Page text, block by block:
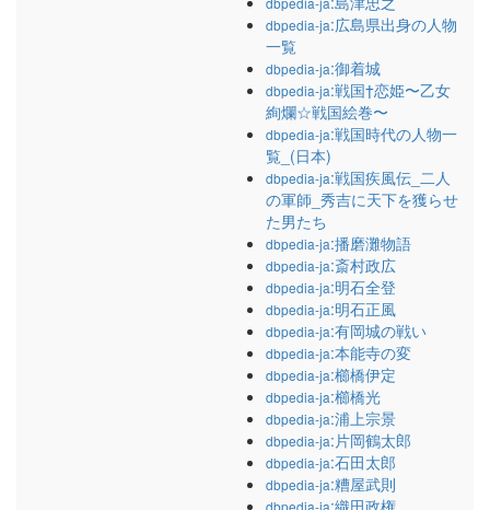
dbpedia-ja:広島県出身の人物
一覧
dbpedia-ja:御着城
dbpedia-ja:戦国†恋姫〜乙女
絢爛☆戦国絵巻〜
dbpedia-ja:戦国時代の人物一
覧_(日本)
dbpedia-ja:戦国疾風伝_二人
の軍師_秀吉に天下を獲らせ
た男たち
dbpedia-ja:播磨灘物語
dbpedia-ja:斎村政広
dbpedia-ja:明石全登
dbpedia-ja:明石正風
dbpedia-ja:有岡城の戦い
dbpedia-ja:本能寺の変
dbpedia-ja:櫛橋伊定
dbpedia-ja:櫛橋光
dbpedia-ja:浦上宗景
dbpedia-ja:片岡鶴太郎
dbpedia-ja:石田太郎
dbpedia-ja:糟屋武則
dbpedia-ja:織田政権